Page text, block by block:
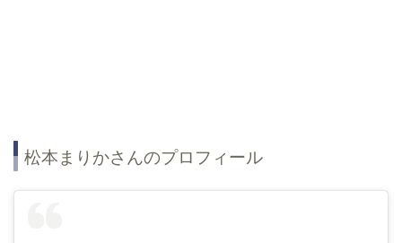
松本まりかさんのプロフィール